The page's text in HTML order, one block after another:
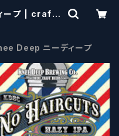
Knee Deep ニーディープ